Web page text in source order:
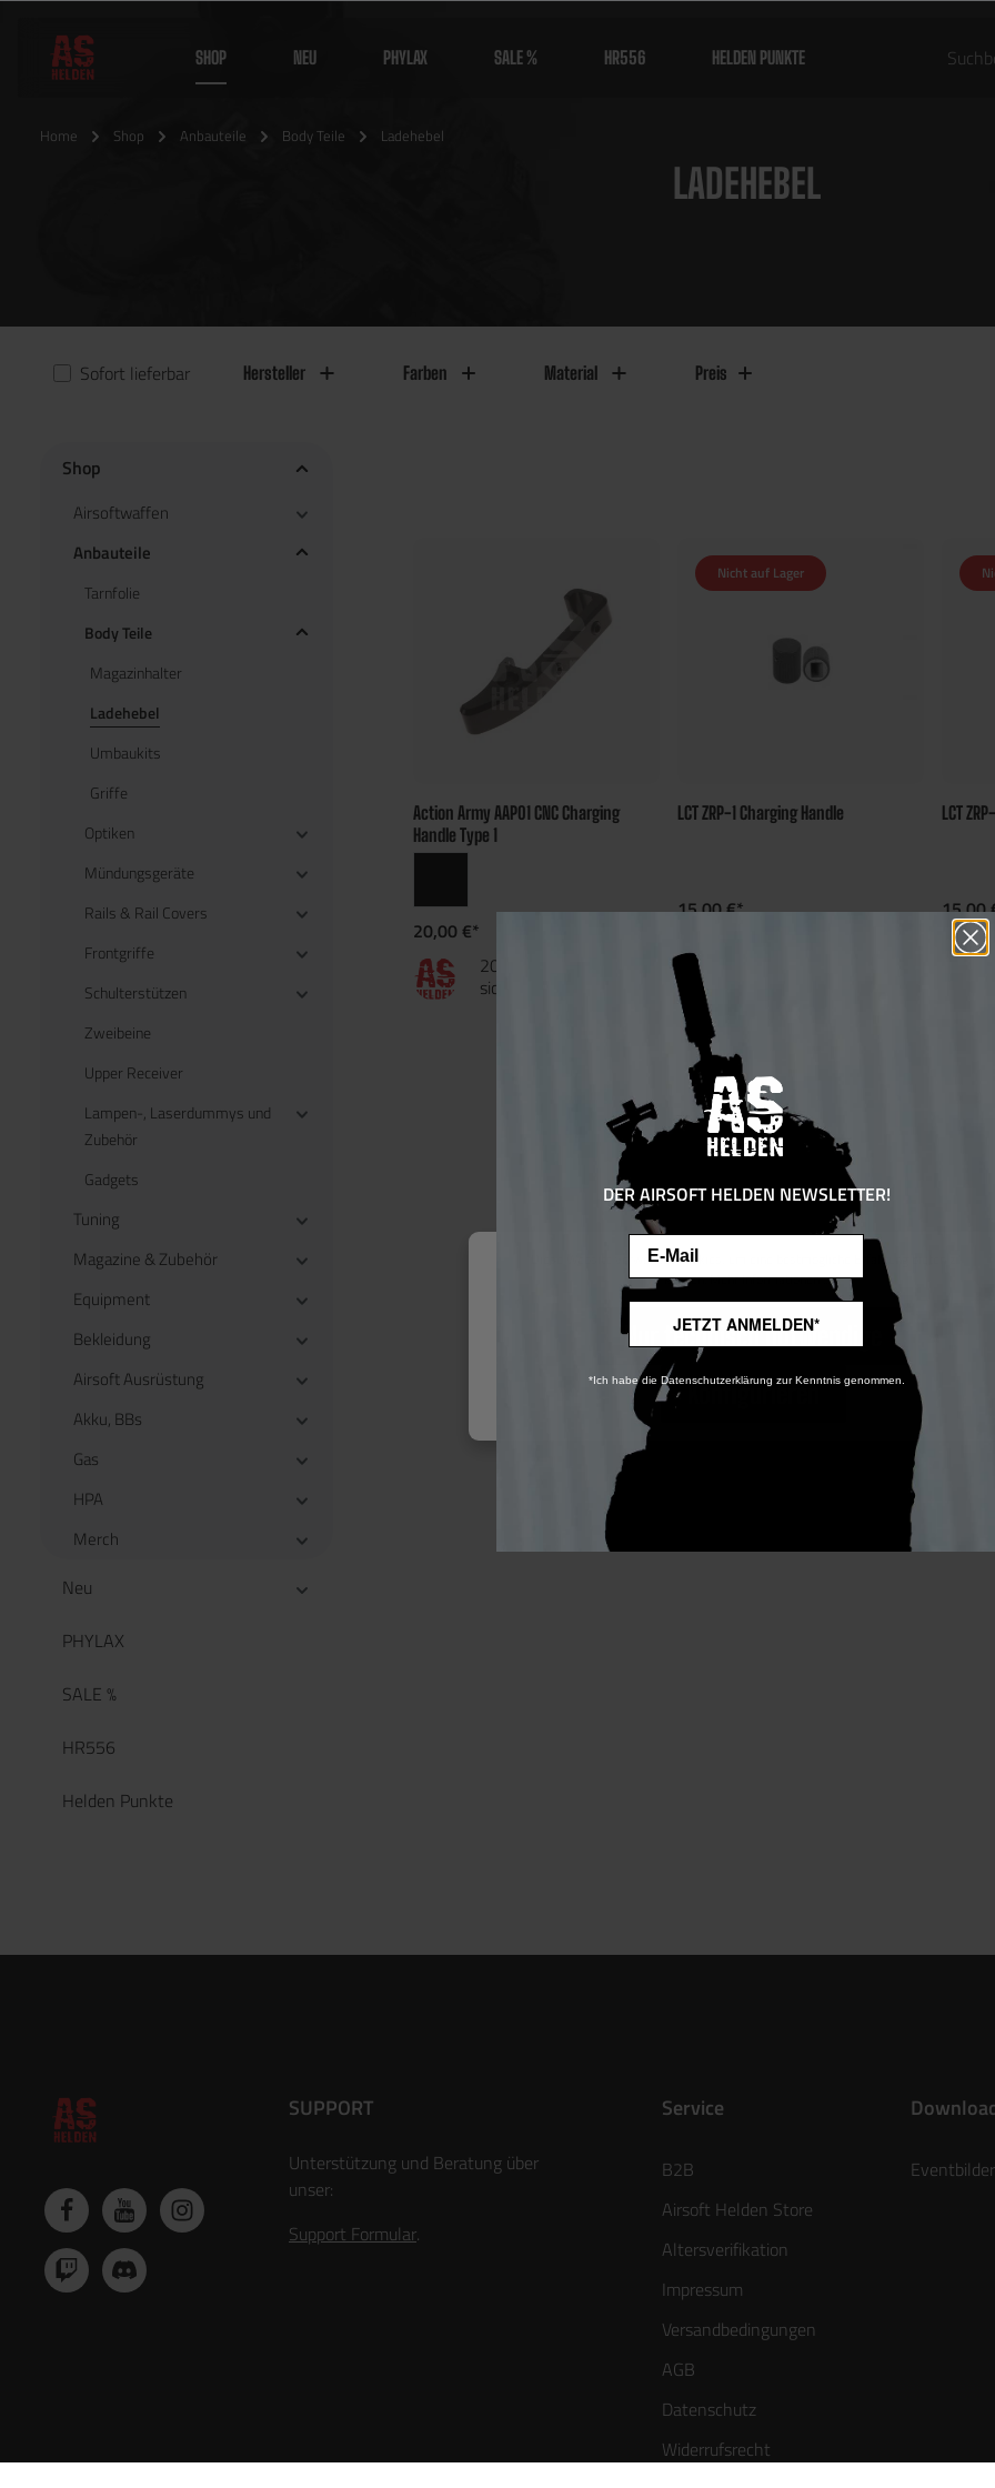
SHOP NEU PHYLAX SALE % HR556 HELDEN PUNKTE
Home Shop Anbauteile Body Teile Ladehebel
LADEHEBEL
Sofort lieferbar Hersteller Farben Material Preis
Shop
Airsoftwaffen
Anbauteile
Tarnfolie
Body Teile
Magazinhalter
Ladehebel
Umbaukits
Griffe
Optiken
Mündungsgeräte
Rails & Rail Covers
Frontgriffe
Schulterstützen
Zweibeine
Upper Receiver
Lampen-, Laserdummys und
Zubehör
Gadgets
Tuning
Magazine & Zubehör
Equipment
Bekleidung
Airsoft Ausrüstung
Akku, BBs
Gas
HPA
Merch
Neu
PHYLAX
SALE %
HR556
Helden Punkte
Action Army AAP01 CNC Charging
Handle Type 1
20,00 €*
20 Bonus Punkte
sichern
Nicht auf Lager
LCT ZRP-1 Charging Handle
15,00 €*
LCT
15,00
SUPPORT
Unterstützung und Beratung über
unser:
Support Formular.
Service
B2B
Airsoft Helden Store
Altersverifikation
Impressum
Versandbedingungen
AGB
Datenschutz
Widerrufsrecht
Eventbilder
Diese Website verwendet Cookies, um eine bestmögliche Erfahrung bieten zu
können.Mehr Informationen ...
Nur technisch notwendige
Konfigurieren
DER AIRSOFT HELDEN NEWSLETTER!
JETZT ANMELDEN*
*Ich habe die Datenschutzerklärung zur Kenntnis genommen.